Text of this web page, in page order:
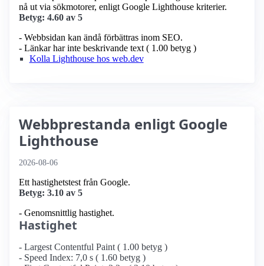
nå ut via sökmotorer, enligt Google Lighthouse kriterier.
Betyg: 4.60 av 5
- Webbsidan kan ändå förbättras inom SEO.
- Länkar har inte beskrivande text ( 1.00 betyg )
Kolla Lighthouse hos web.dev
Webbprestanda enligt Google
Lighthouse
2026-08-06
Ett hastighetstest från Google.
Betyg: 3.10 av 5
- Genomsnittlig hastighet.
Hastighet
- Largest Contentful Paint ( 1.00 betyg )
- Speed Index: 7,0 s ( 1.60 betyg )